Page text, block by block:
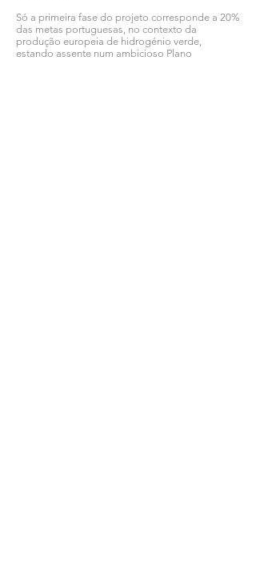
Só a primeira fase do projeto corresponde a 20%
das metas portuguesas, no contexto da
produção europeia de hidrogénio verde,
estando assente num ambicioso Plano